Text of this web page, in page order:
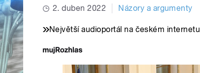
2. duben 2022 Názory a argumenty
Největší audioportál na českém internetu